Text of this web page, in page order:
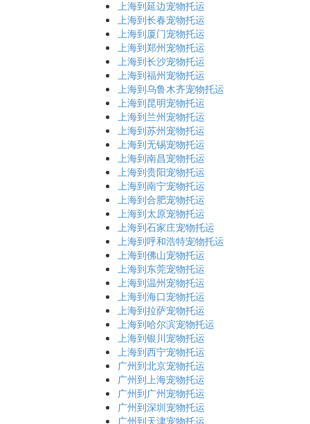
上海到延边宠物托运
上海到长春宠物托运
上海到厦门宠物托运
上海到郑州宠物托运
上海到长沙宠物托运
上海到福州宠物托运
上海到乌鲁木齐宠物托运
上海到昆明宠物托运
上海到兰州宠物托运
上海到苏州宠物托运
上海到无锡宠物托运
上海到南昌宠物托运
上海到贵阳宠物托运
上海到南宁宠物托运
上海到合肥宠物托运
上海到太原宠物托运
上海到石家庄宠物托运
上海到呼和浩特宠物托运
上海到佛山宠物托运
上海到东莞宠物托运
上海到温州宠物托运
上海到海口宠物托运
上海到拉萨宠物托运
上海到哈尔滨宠物托运
上海到银川宠物托运
上海到西宁宠物托运
广州到北京宠物托运
广州到上海宠物托运
广州到广州宠物托运
广州到深圳宠物托运
广州到天津宠物托运